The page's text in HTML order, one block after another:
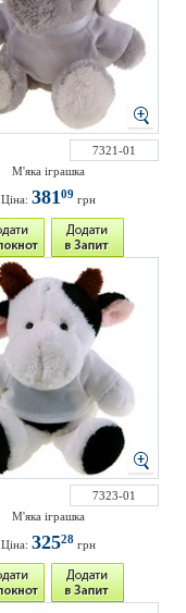
7321-01
М'яка іграшка
Ціна: 38109 грн
7323-01
М'яка іграшка
Ціна: 32528грн